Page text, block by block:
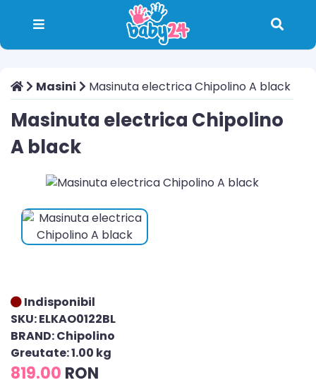
Masini Masinuta electrica Chipolino A black
Masinuta electrica Chipolino
A black
Indisponibil
SKU: ELKAO0122BL
BRAND: Chipolino
Greutate: 1.00 kg
819.00 RON